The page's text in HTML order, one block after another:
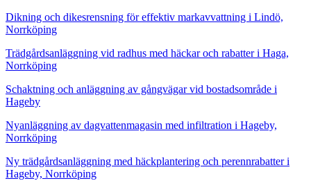
Dikning och dikesrensning för effektiv markavvattning i Lindö,
Norrköping
Trädgårdsanläggning vid radhus med häckar och rabatter i Haga,
Norrköping
Schaktning och anläggning av gångvägar vid bostadsområde i
Hageby
Nyanläggning av dagvattenmagasin med infiltration i Hageby,
Norrköping
Ny trädgårdsanläggning med häckplantering och perennrabatter i
Hageby, Norrköping